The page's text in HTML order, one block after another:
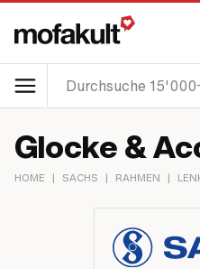
Glocke &
HOME | SACHS | RAHMEN |